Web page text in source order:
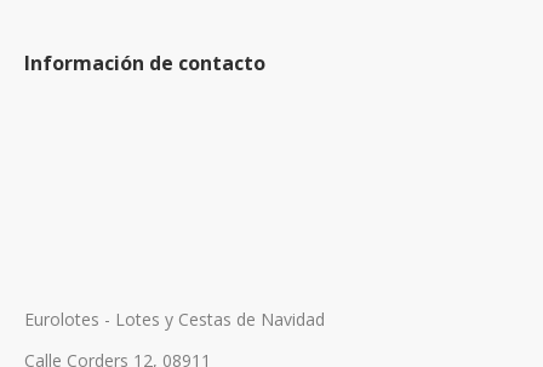
Información de contacto
Eurolotes - Lotes y Cestas de Navidad
Calle Corders 12, 08911